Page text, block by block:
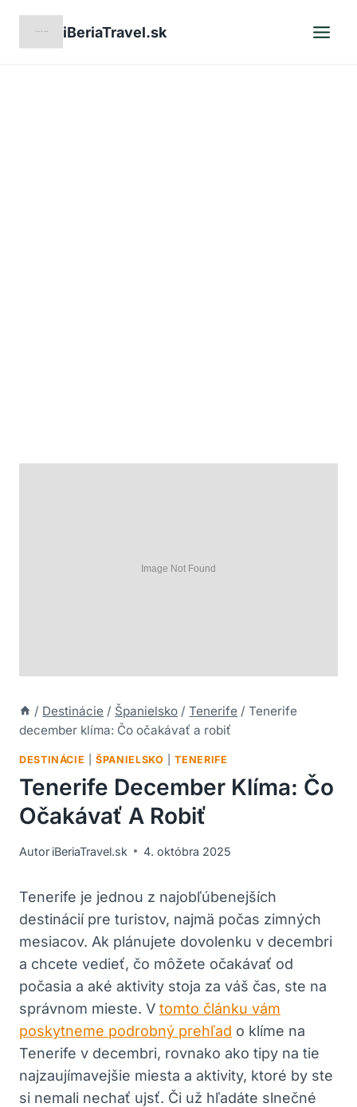
iBeriaTravel.sk
/ Destinácie / Španielsko / Tenerife / Tenerife
december klíma: Čo očakávať a robiť
DESTINÁCIE |ŠPANIELSKO |TENERIFE
Tenerife December Klíma: Čo
Očakávať A Robiť
Autor iBeriaTravel.sk 4. októbra 2025
Tenerife je jednou z najobľúbenejších
destinácií pre turistov, najmä počas zimných
mesiacov. Ak plánujete dovolenku v decembri
a chcete vedieť, čo môžete očakávať od
počasia a aké aktivity stoja za váš čas, ste na
správnom mieste. V tomto článku vám
poskytneme podrobný prehľad o klíme na
Tenerife v decembri, rovnako ako tipy na tie
najzaujímavejšie miesta a aktivity, ktoré by ste
si nemali nechať ujsť. Či už hľadáte slnečné